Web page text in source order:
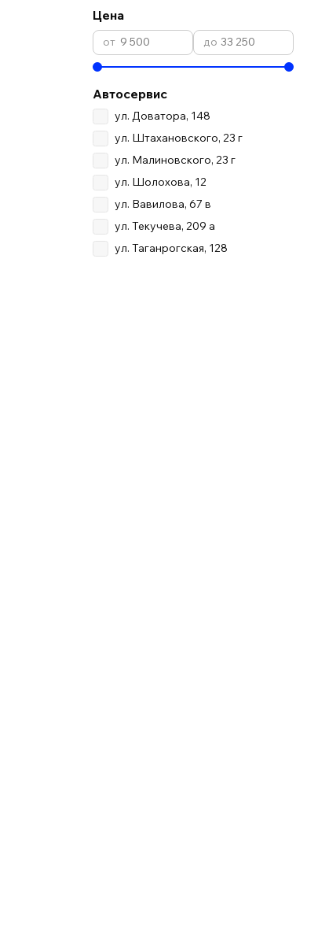
Цена
Автосервис
ул. Доватора, 148
ул. Штахановского, 23 г
ул. Малиновского, 23 г
ул. Шолохова, 12
ул. Вавилова, 67 в
ул. Текучева, 209 а
ул. Таганрогская, 128